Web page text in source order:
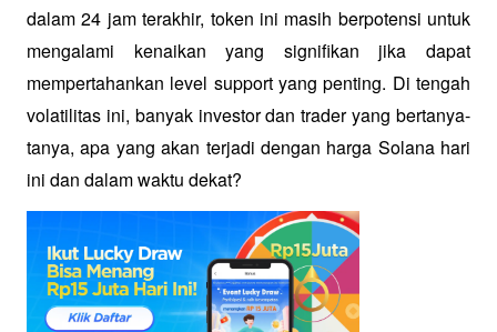
dalam 24 jam terakhir, token ini masih berpotensi untuk
mengalami kenaikan yang signifikan jika dapat
mempertahankan level support yang penting. Di tengah
volatilitas ini, banyak investor dan trader yang bertanya-
tanya, apa yang akan terjadi dengan harga Solana hari
ini dan dalam waktu dekat?